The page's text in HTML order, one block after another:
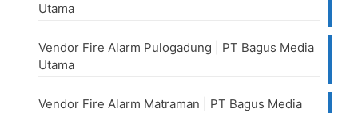
Utama
Vendor Fire Alarm Pulogadung | PT Bagus Media
Utama
Vendor Fire Alarm Matraman | PT Bagus Media